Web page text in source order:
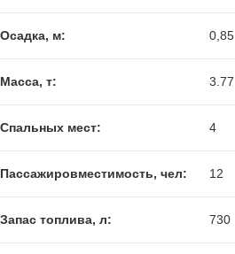
Осадка, м: 0,85
Масса, т: 3.77
Спальных мест: 4
Пассажировместимость, чел: 12
Запас топлива, л: 730